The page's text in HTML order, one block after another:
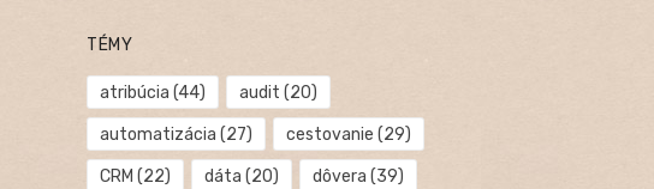
TÉMY
atribúcia (44) audit (20)
automatizácia (27) cestovanie (29)
CRM (22) dáta (20) dôvera (39)